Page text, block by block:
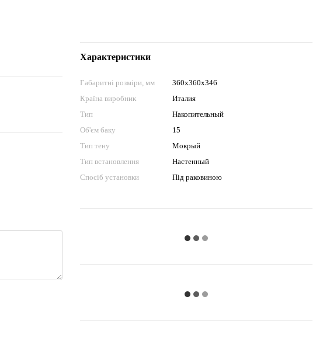
Характеристики
Габаритні розміри, мм
360х360х346
Країна виробник
Италия
Тип
Накопительный
Об'єм баку
15
Тип тену
Мокрый
Тип встановлення
Настенный
Спосіб установки
Під раковиною